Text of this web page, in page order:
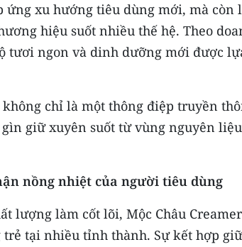
xu hướng tiêu dùng mới, mà còn
hiệu suốt nhiều thế hệ. Theo
tươi ngon và dinh dưỡng mới được
chỉ là một thông điệp truyền
giữ xuyên suốt từ vùng nguyên
nồng nhiệt của người tiêu dùng
lượng làm cốt lõi, Mộc Châu
tại nhiều tỉnh thành. Sự kết hợp